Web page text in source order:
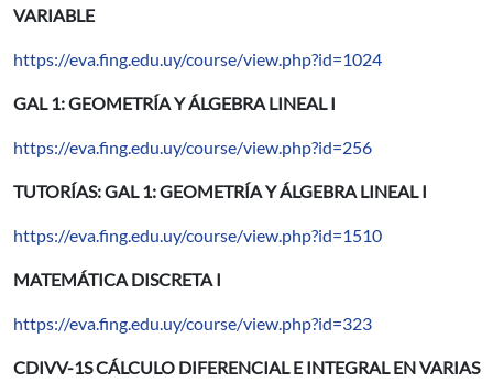
VARIABLE
https://eva.fing.edu.uy/course/view.php?id=1024
GAL 1: GEOMETRÍA Y ÁLGEBRA LINEAL I
https://eva.fing.edu.uy/course/view.php?id=256
TUTORÍAS: GAL 1: GEOMETRÍA Y ÁLGEBRA LINEAL I
https://eva.fing.edu.uy/course/view.php?id=1510
MATEMÁTICA DISCRETA I
https://eva.fing.edu.uy/course/view.php?id=323
CDIVV-1S CÁLCULO DIFERENCIAL E INTEGRAL EN VARIAS